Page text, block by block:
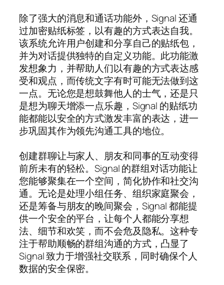
除了强大的消息和通话功能外，Signal 还通
过加密贴纸标签，以有趣的方式表达自我。
该系统允许用户创建和分享自己的贴纸包，
并为对话提供独特的自定义功能。此功能激
发想象力，并帮助人们以有趣的方式表达感
受和观点，而传统文字有时可能无法做到这
一点。无论您是想鼓舞他人的士气，还是只
是想为聊天增添一点乐趣，Signal 的贴纸功
能都能以安全的方式激发丰富的表达，进一
步巩固其作为领先沟通工具的地位。
创建群聊让与家人、朋友和同事的互动变得
前所未有的轻松。Signal 的群组对话功能让
您能够聚集在一个空间，简化协作和社交沟
通。无论是处理小组任务、组织家庭聚会，
还是筹备与朋友的晚间聚会，Signal 都能提
供一个安全的平台，让每个人都能分享想
法、细节和欢笑，而不会危及隐私。这种专
注于帮助顺畅的群组沟通的方式，凸显了
Signal 致力于增强社交联系，同时确保个人
数据的安全保密。